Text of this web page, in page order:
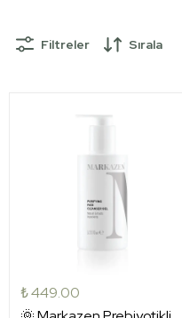
Filtreler Sırala
₺ 449.00